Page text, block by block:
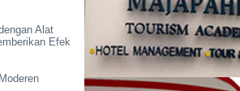
Alat
Efek